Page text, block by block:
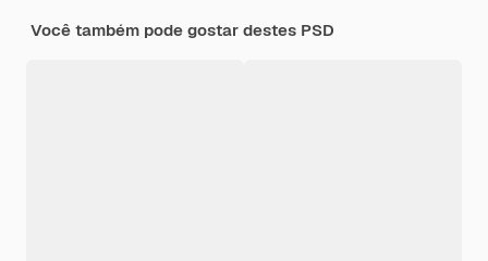
Você também pode gostar destes PSD